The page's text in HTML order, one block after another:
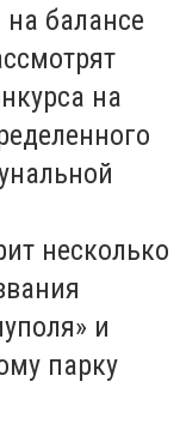
балансе
на
несколько
и
парку